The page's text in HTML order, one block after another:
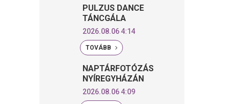
PULZUS DANCE
TÁNCGÁLA
2026.08.06 4:14
TOVÁBB
NAPTÁRFOTÓZÁS
NYÍREGYHÁZÁN
2026.08.06 4:09